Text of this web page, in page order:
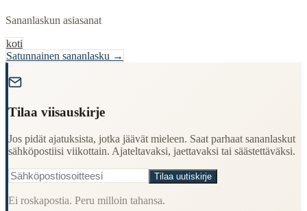
Sananlaskun asiasanat
koti
Satunnainen sananlasku →
Tilaa viisauskirje
Jos pidät ajatuksista, jotka jäävät mieleen. Saat parhaat sananlaskut
sähköpostiisi viikottain. Ajateltavaksi, jaettavaksi tai säästettäväksi.
Tilaa uutiskirje
Ei roskapostia. Peru milloin tahansa.